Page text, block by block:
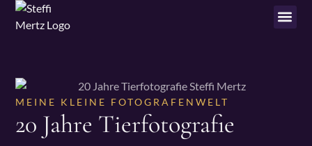
MEINE KLEINE FOTOGRAFENWELT
20 Jahre Tierfotografie